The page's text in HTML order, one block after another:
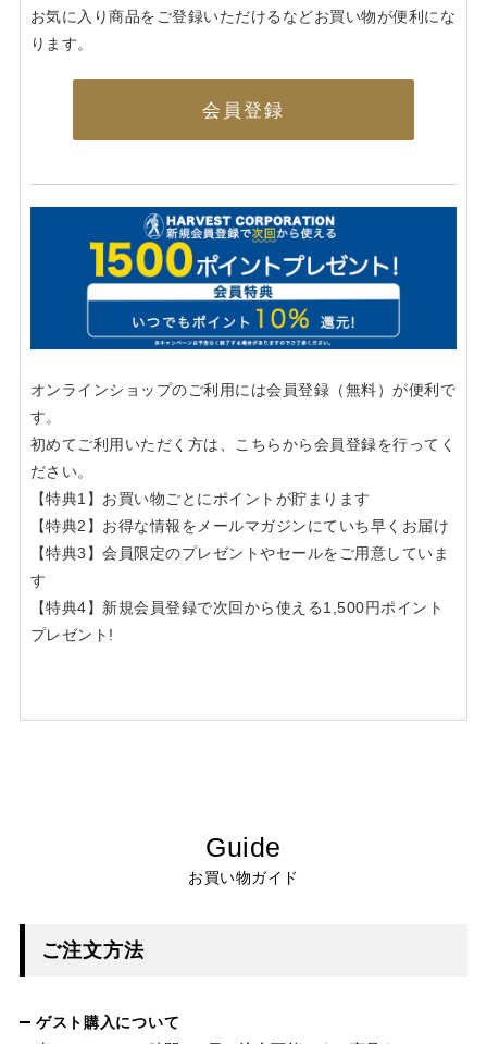
お気に入り商品をご登録いただけるなどお買い物が便利にな
ります。
会員登録
オンラインショップのご利用には会員登録（無料）が便利で
す。
初めてご利用いただく方は、こちらから会員登録を行ってく
ださい。
【特典1】お買い物ごとにポイントが貯まります
【特典2】お得な情報をメールマガジンにていち早くお届け
【特典3】会員限定のプレゼントやセールをご用意していま
す
【特典4】新規会員登録で次回から使える1,500円ポイント
プレゼント!
Guide
お買い物ガイド
ご注文方法
ゲスト購入について